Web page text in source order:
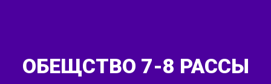
ОБЕЩСТВО 7-8 РАССЫ